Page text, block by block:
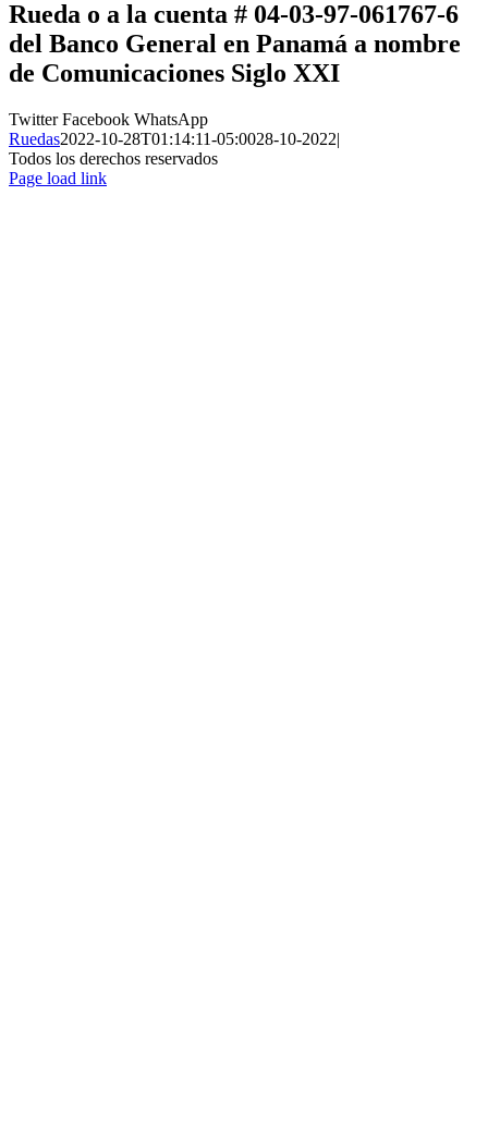
Rueda o a la cuenta # 04-03-97-061767-6
del Banco General en Panamá a nombre
de Comunicaciones Siglo XXI
TwitterFacebook WhatsApp
Ruedas2022-10-28T01:14:11-05:0028-10-2022|
Todos los derechos reservados
Page load link